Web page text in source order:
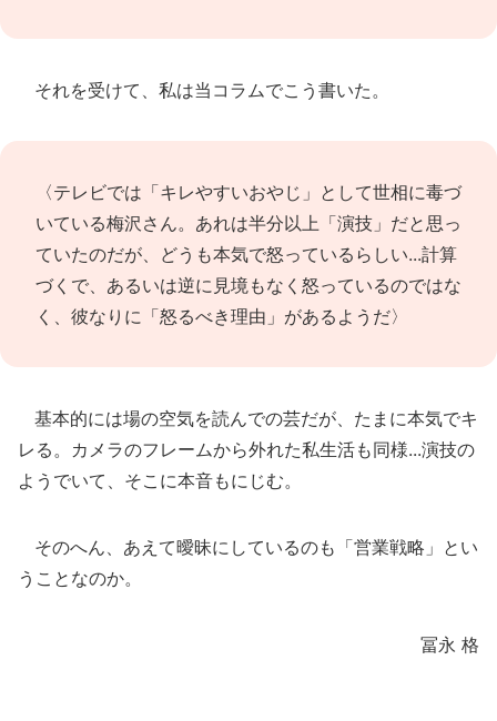
それを受けて、私は当コラムでこう書いた。
〈テレビでは「キレやすいおやじ」として世相に毒づ
いている梅沢さん。あれは半分以上「演技」だと思っ
ていたのだが、どうも本気で怒っているらしい...計算
づくで、あるいは逆に見境もなく怒っているのではな
く、彼なりに「怒るべき理由」があるようだ〉
基本的には場の空気を読んでの芸だが、たまに本気でキ
レる。カメラのフレームから外れた私生活も同様...演技の
ようでいて、そこに本音もにじむ。
そのへん、あえて曖昧にしているのも「営業戦略」とい
うことなのか。
冨永 格